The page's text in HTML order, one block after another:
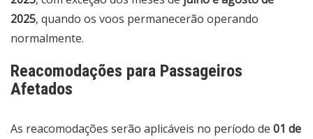
2025, quando os voos permanecerão operando
normalmente.
Reacomodações para Passageiros
Afetados
As reacomodações serão aplicáveis no período de 01 de